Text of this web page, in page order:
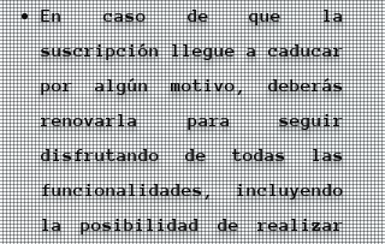
En caso de que la
suscripción llegue a caducar
por algún motivo, deberás
renovarla para seguir
disfrutando de todas las
funcionalidades, incluyendo
la posibilidad de realizar